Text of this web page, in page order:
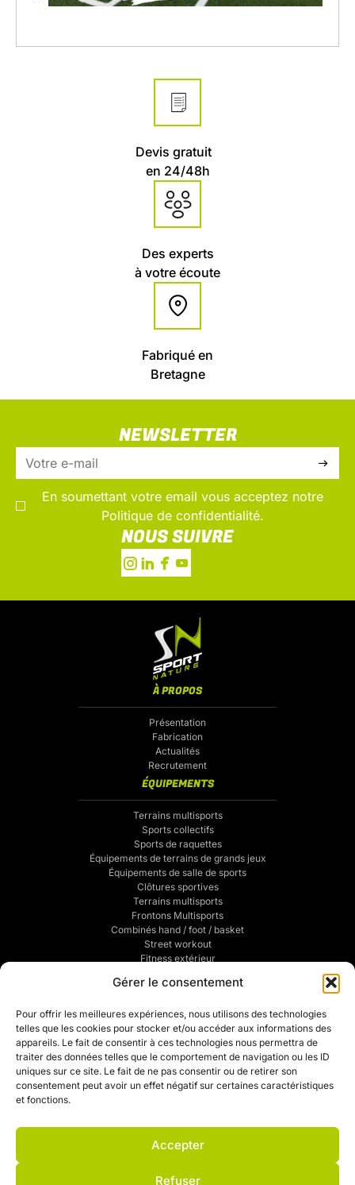
Gérer le consentement
Pour offrir les meilleures expériences, nous utilisons des technologies
telles que les cookies pour stocker et/ou accéder aux informations des
appareils. Le fait de consentir à ces technologies nous permettra de
traiter des données telles que le comportement de navigation ou les ID
uniques sur ce site. Le fait de ne pas consentir ou de retirer son
consentement peut avoir un effet négatif sur certaines caractéristiques
et fonctions.
Accepter
Refuser
Devis gratuit
en 24/48h
Des experts
à votre écoute
Fabriqué en
Bretagne
NEWSLETTER
En soumettant votre email vous acceptez notre
Politique de confidentialité.
NOUS SUIVRE
À PROPOS
Présentation
Fabrication
Actualités
Recrutement
ÉQUIPEMENTS
Terrains multisports
Sports collectifs
Sports de raquettes
Équipements de terrains de grands jeux
Équipements de salle de sports
Clôtures sportives
Terrains multisports
Frontons Multisports
Combinés hand / foot / basket
Street workout
Fitness extérieur
Traçage de terrains de sports
Mentions légales
Politique de confidentialité
CGV
Mon compte
Mon devis